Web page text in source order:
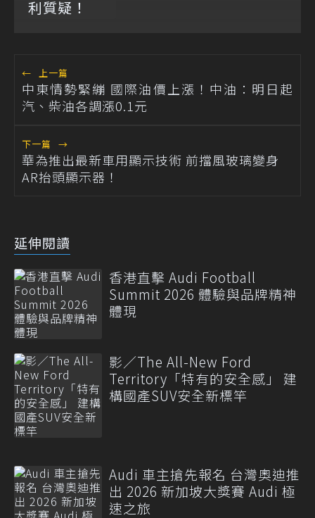
← 上一篇
中東情勢緊繃 國際油價上漲！中油：明日起
汽、柴油各調漲0.1元
下一篇 →
華為推出最新車用顯示技術 前擋風玻璃變身
AR抬頭顯示器！
延伸閱讀
香港直擊 Audi Football
Summit 2026 體驗與品牌精神
體現
影／The All-New Ford
Territory「特有的安全感」 建
構國產SUV安全新標竿
Audi 車主搶先報名 台灣奧迪推
出 2026 新加坡大獎賽 Audi 極
速之旅